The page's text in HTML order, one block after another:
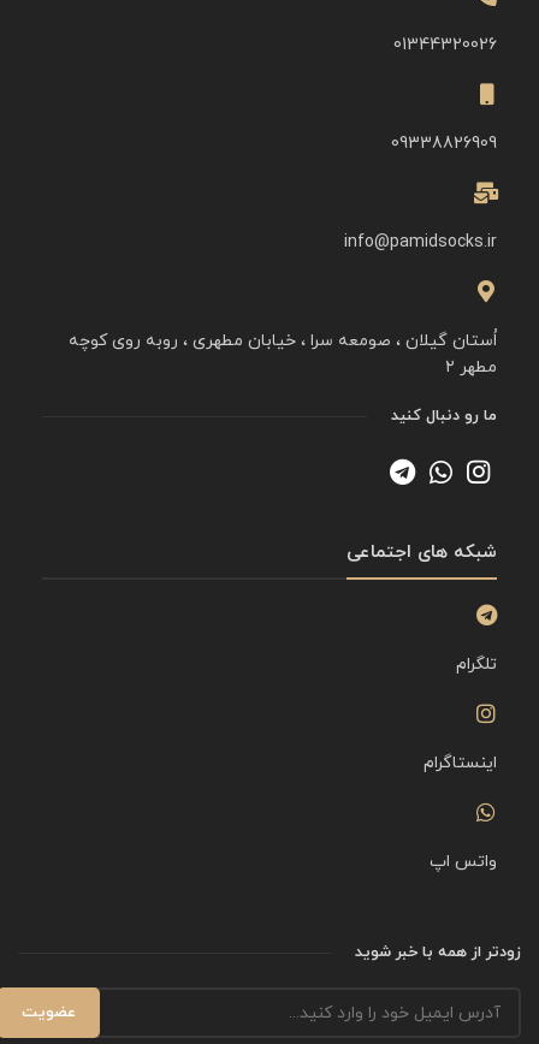
01344320026
09338826909
info@pamidsocks.ir
اُستان گیلان ، صومعه سرا ، خیابان مطهری ، روبه روی کوچه
مطهر ۲
ما رو دنبال کنید
شبکه های اجتماعی
تلگرام
اینستاگرام
واتس اپ
زودتر از همه با خبر شوید